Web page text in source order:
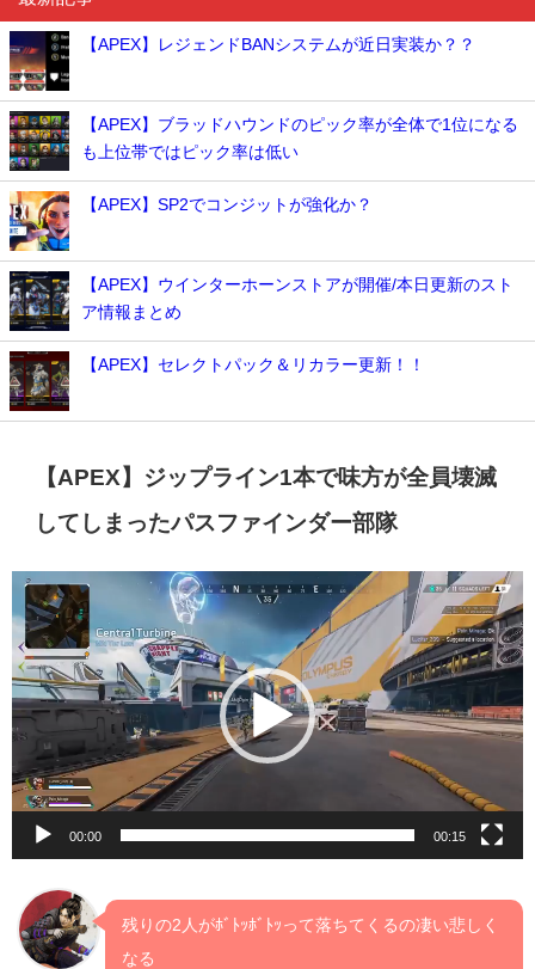
【APEX】レジェンドBANシステムが近日実装か？？
【APEX】ブラッドハウンドのピック率が全体で1位になる
も上位帯ではピック率は低い
【APEX】SP2でコンジットが強化か？
【APEX】ウインターホーンストアが開催/本日更新のスト
ア情報まとめ
【APEX】セレクトパック＆リカラー更新！！
【APEX】ジップライン1本で味方が全員壊滅
してしまったパスファインダー部隊
動
画
プ
レ
ー
ー
00:00 00:15
残りの2人がﾎﾞﾄｯﾎﾞﾄｯって落ちてくるの凄い悲しく
なる